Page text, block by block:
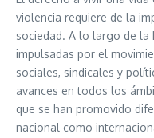
violencia requiere de la
sociedad. A lo largo de la
impulsadas por el
sociales, sindicales y
avances en todos los
que se han promovido
nacional como